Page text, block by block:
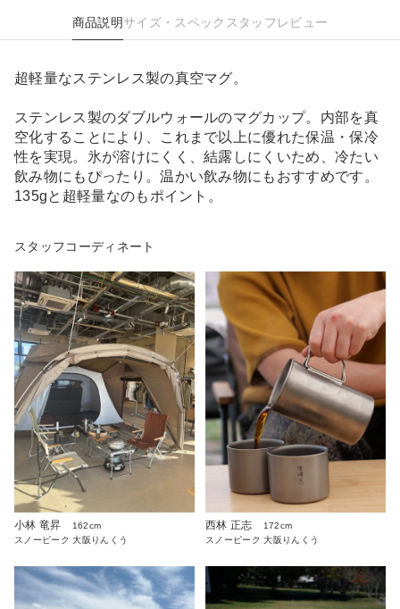
商品説明サイズ・スペック スタッフレビュー
超軽量なステンレス製の真空マグ。
ステンレス製のダブルウォールのマグカップ。内部を真
空化することにより、これまで以上に優れた保温・保冷
性を実現。氷が溶けにくく、結露しにくいため、冷たい
飲み物にもぴったり。温かい飲み物にもおすすめです。
135gと超軽量なのもポイント。
スタッフコーディネート
小林 竜昇
162cm
スノーピーク 大阪りんくう
西林 正志
172cm
スノーピーク 大阪りんくう